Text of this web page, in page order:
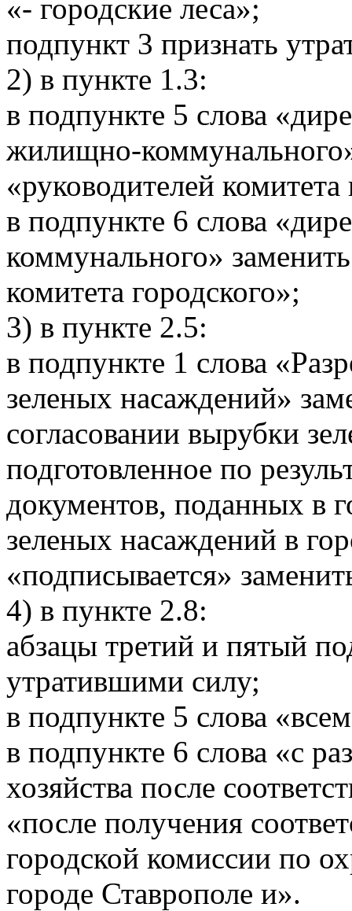
«- городские леса»;
подпункт 3 признать
2) в пункте 1.3:
в подпункте 5 слова
жилищно-
«руководителей комитета
в подпункте 6 слова
коммунального»
комитета городского»;
3) в пункте 2.5:
в подпункте 1 слова
зеленых насаждений»
согласовании вырубки
подготовленное по
документов, поданных в
зеленых насаждений в
«подписывается»
4) в пункте 2.8:
абзацы третий и пятый
утратившими силу;
в подпункте 5 слова
в подпункте 6 слова «с
хозяйства после
«после получения
городской комиссии по
городе Ставрополе и».